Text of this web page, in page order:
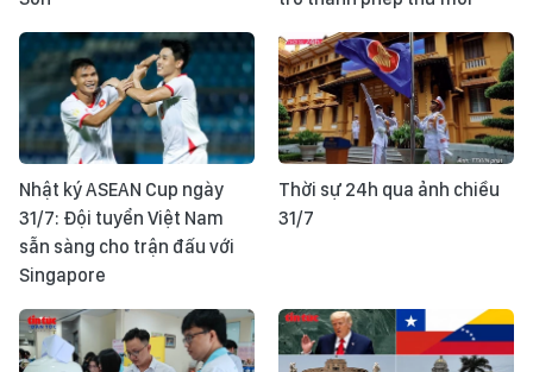
Nhật ký ASEAN Cup ngày
31/7: Đội tuyển Việt Nam
sẵn sàng cho trận đấu với
Singapore
Thời sự 24h qua ảnh chiều
31/7